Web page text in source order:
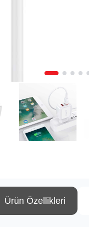
Ürün Özellikleri